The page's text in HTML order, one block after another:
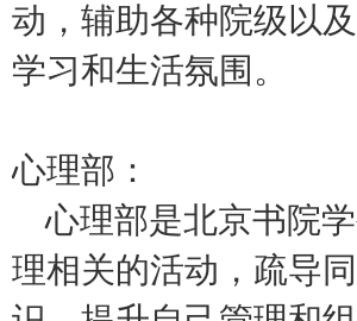
动，辅助各种院级以
学习和生活氛围。
心理部：
心理部是北京书院
理相关的活动，疏导